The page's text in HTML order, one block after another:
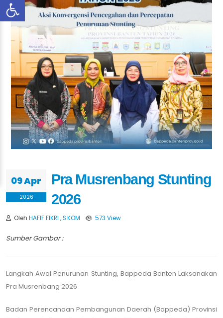
09 Apr
2026
Pra Musrenbang Stunting
2026
Oleh HAFIF FIKRI , S.KOM 573 View
Sumber Gambar :
Langkah Awal Penurunan Stunting, Bappeda Banten Laksanakan
Pra Musrenbang 2026
Badan Perencanaan Pembangunan Daerah (Bappeda) Provinsi